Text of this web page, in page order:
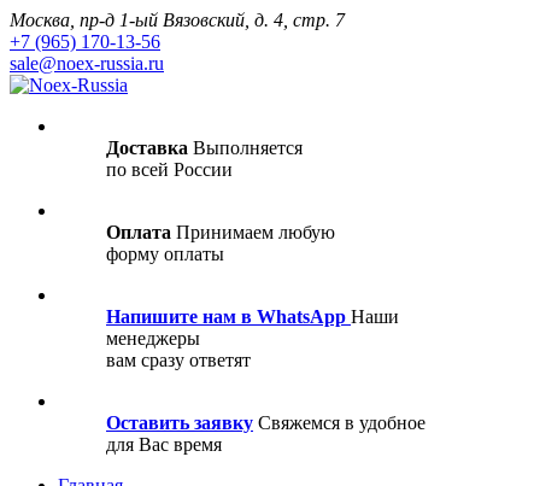
Москва, пр-д 1-ый Вязовский, д. 4, стр. 7
+7 (965) 170-13-56
sale@noex-russia.ru
Доставка Выполняется
по всей России
Оплата Принимаем любую
форму оплаты
Напишите нам в WhatsApp Наши
менеджеры
вам сразу ответят
Оставить заявку Свяжемся в удобное
для Вас время